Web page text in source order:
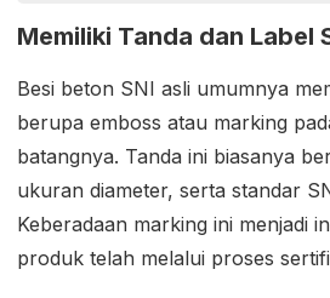
Memiliki Tanda dan Label
Besi beton SNI asli umumnya
berupa emboss atau marking
batangnya. Tanda ini biasanya
ukuran diameter, serta standar
Keberadaan marking ini menjadi
produk telah melalui proses